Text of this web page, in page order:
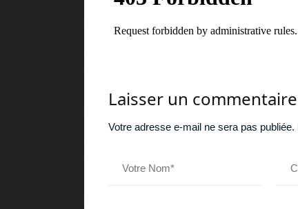
Laisser un commentaire
Votre adresse e-mail ne sera pas publiée.